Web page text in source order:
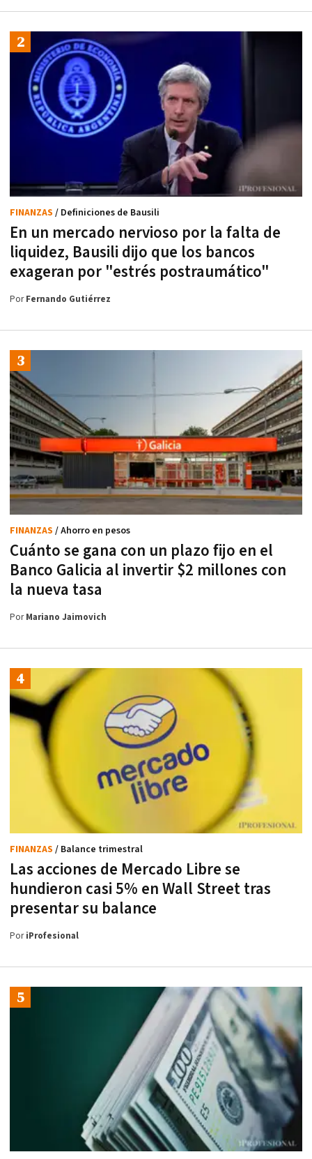
En un mercado nervioso por la falta de
liquidez, Bausili dijo que los bancos
exageran por "estrés postraumático"
FINANZAS / Definiciones de Bausili
PorFernando Gutiérrez
Cuánto se gana con un plazo fijo en el
Banco Galicia al invertir $2 millones con
la nueva tasa
FINANZAS / Ahorro en pesos
PorMariano Jaimovich
Las acciones de Mercado Libre se
hundieron casi 5% en Wall Street tras
presentar su balance
FINANZAS / Balance trimestral
PoriProfesional